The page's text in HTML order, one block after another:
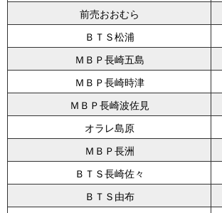
前売おおむら
ＢＴＳ松浦
ＭＢＰ長崎五島
ＭＢＰ長崎時津
ＭＢＰ長崎波佐見
オラレ島原
ＭＢＰ長洲
ＢＴＳ長崎佐々
ＢＴＳ由布